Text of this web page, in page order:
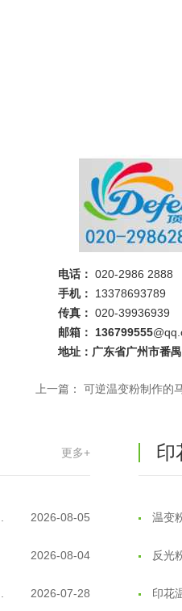
电话： 020-2986 2888
手机：
13378693789
传真： 020-39936939
邮箱：
136799555
地址：广东省广州市番
上一篇：可逆温变粉制作的
更多+ 印